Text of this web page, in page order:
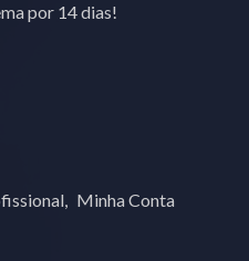
por 14 dias!
Minha Conta